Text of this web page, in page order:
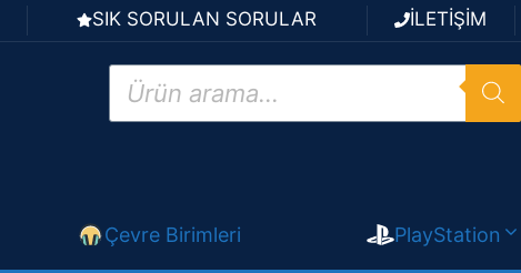
SIK SORULAN SORULAR İLETİŞİM
Products
search
Çevre Birimleri PlayStation